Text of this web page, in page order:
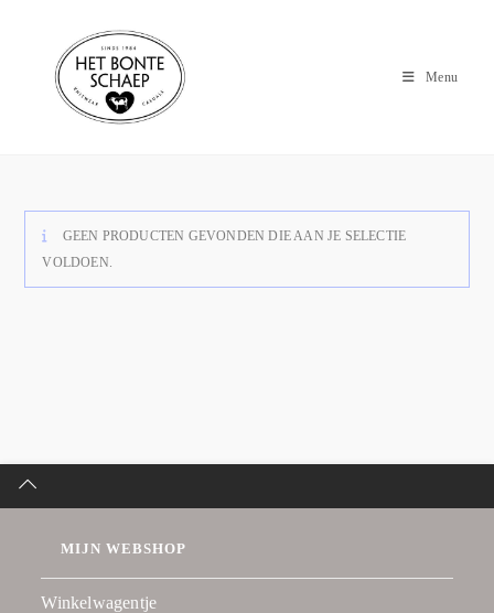
Menu
GEEN PRODUCTEN GEVONDEN DIE AAN JE SELECTIE
VOLDOEN.
MIJN WEBSHOP
Winkelwagentje